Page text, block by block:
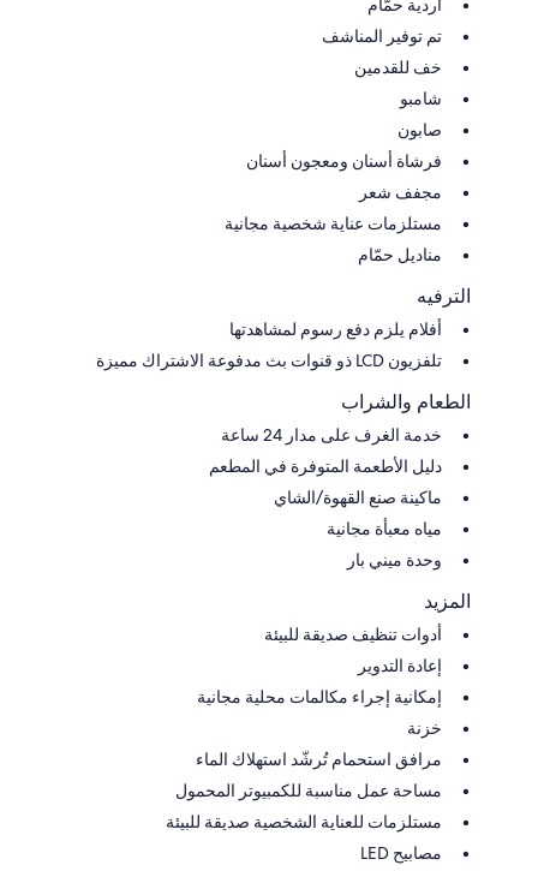
أردية حمّام
تم توفير المناشف
خف للقدمين
شامبو
صابون
فرشاة أسنان ومعجون أسنان
مجفف شعر
مستلزمات عناية شخصية مجانية
مناديل حمّام
الترفيه
أفلام يلزم دفع رسوم لمشاهدتها
تلفزيون LCD ذو قنوات بث مدفوعة الاشتراك مميزة
الطعام والشراب
خدمة الغرف على مدار 24 ساعة
دليل الأطعمة المتوفرة في المطعم
ماكينة صنع القهوة/الشاي
مياه معبأة مجانية
وحدة ميني بار
المزيد
أدوات تنظيف صديقة للبيئة
إعادة التدوير
إمكانية إجراء مكالمات محلية مجانية
خزنة
مرافق استحمام تُرشّد استهلاك الماء
مساحة عمل مناسبة للكمبيوتر المحمول
مستلزمات للعناية الشخصية صديقة للبيئة
مصابيح LED